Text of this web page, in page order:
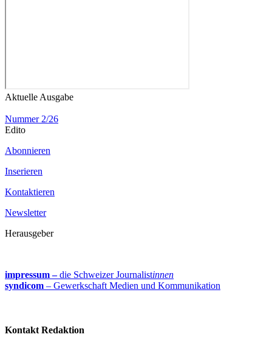
Aktuelle Ausgabe
Nummer 2/26
Edito
Abonnieren
Inserieren
Kontaktieren
Newsletter
Herausgeber
impressum –die Schweizer Journalistinnen
syndicom – Gewerkschaft Medien und Kommunikation
Kontakt Redaktion